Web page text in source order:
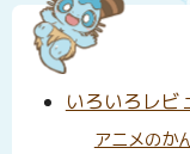
いろいろレビ
アニメのか